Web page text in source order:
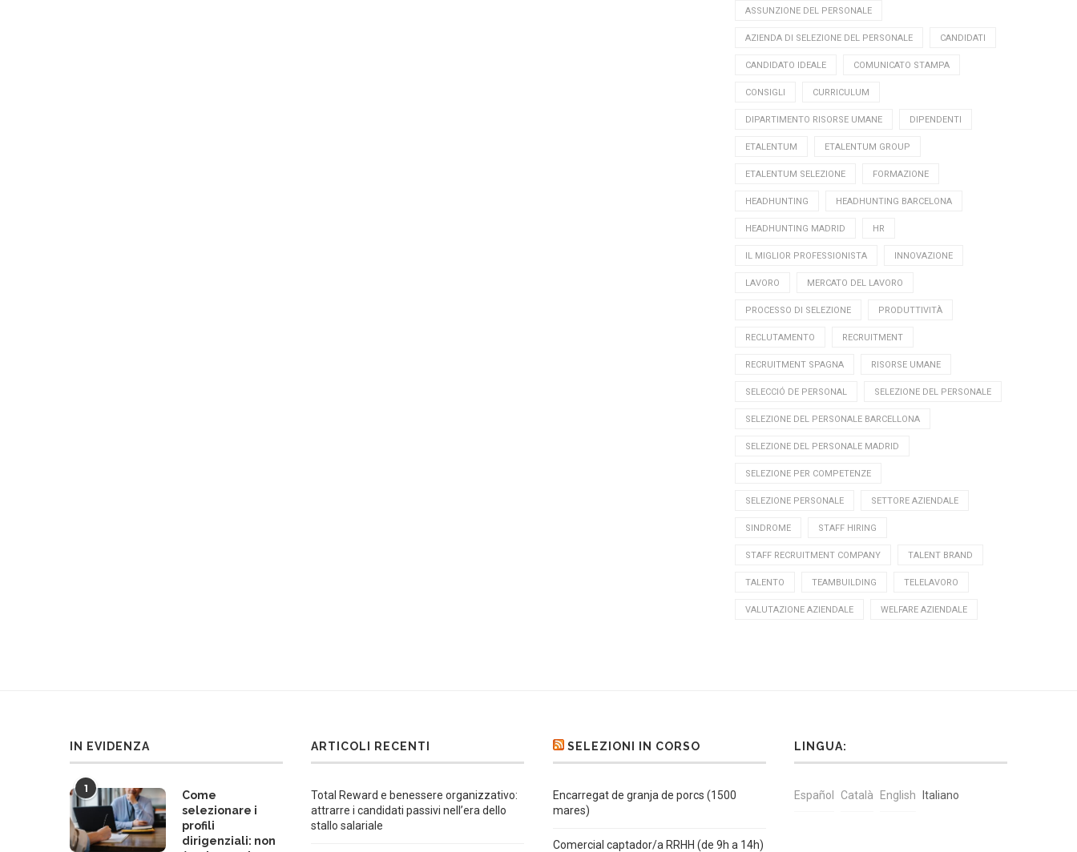
ASSUNZIONE DEL PERSONALE
AZIENDA DI SELEZIONE DEL PERSONALE CANDIDATI
CANDIDATO IDEALE COMUNICATO STAMPA
CONSIGLI CURRICULUM
DIPARTIMENTO RISORSE UMANE DIPENDENTI
ETALENTUM ETALENTUM GROUP
ETALENTUM SELEZIONE FORMAZIONE
HEADHUNTING HEADHUNTING BARCELONA
HEADHUNTING MADRID HR
IL MIGLIOR PROFESSIONISTA INNOVAZIONE
LAVORO MERCATO DEL LAVORO
PROCESSO DI SELEZIONE PRODUTTIVITÀ
RECLUTAMENTO RECRUITMENT
RECRUITMENT SPAGNA RISORSE UMANE
SELECCIÓ DE PERSONAL SELEZIONE DEL PERSONALE
SELEZIONE DEL PERSONALE BARCELLONA
SELEZIONE DEL PERSONALE MADRID
SELEZIONE PER COMPETENZE
SELEZIONE PERSONALE SETTORE AZIENDALE
SINDROME STAFF HIRING
STAFF RECRUITMENT COMPANY TALENT BRAND
TALENTO TEAMBUILDING TELELAVORO
VALUTAZIONE AZIENDALE WELFARE AZIENDALE
IN EVIDENZA
1
Come
selezionare i
profili
dirigenziali: non
ARTICOLI RECENTI
Total Reward e benessere organizzativo:
attrarre i candidati passivi nell’era dello
stallo salariale
SELEZIONI IN CORSO
Encarregat de granja de porcs (1500
mares)
Comercial captador/a RRHH (de 9h a 14h)
LINGUA:
Español Català English Italiano